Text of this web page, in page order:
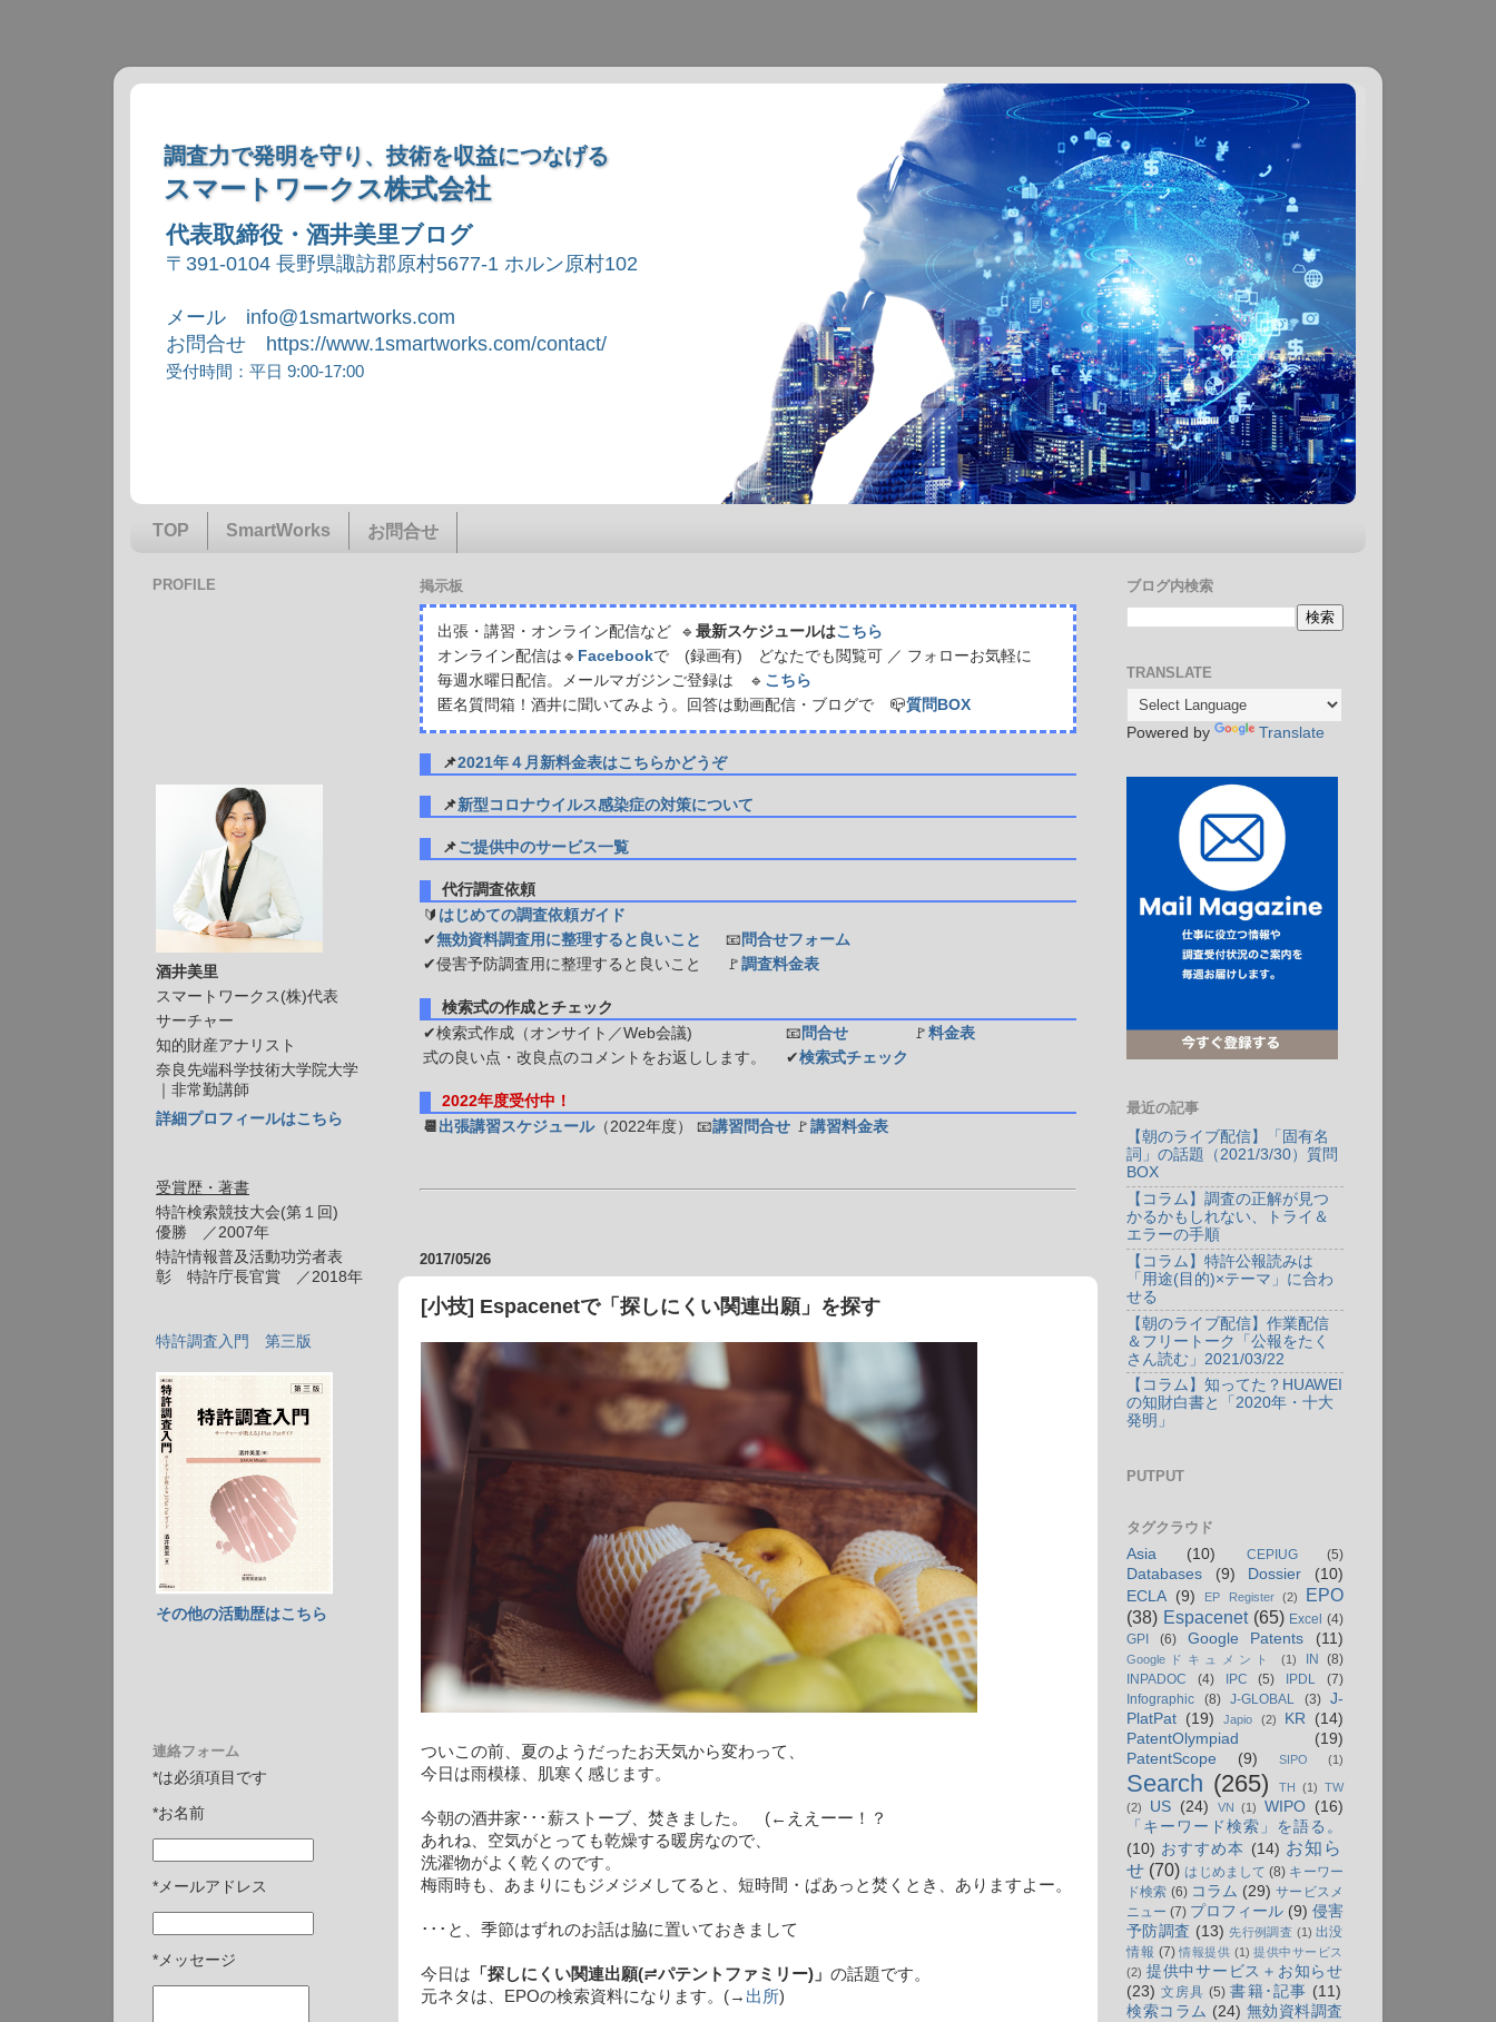
調査力で発明を守り、技術を収益につなげる
スマートワークス株式会社
代表取締役・酒井美里ブログ
〒391-0104 長野県諏訪郡原村5677-1 ホルン原村102
メール info@1smartworks.com
お問合せ https://www.1smartworks.com/contact/
受付時間：平日 9:00-17:00
TOP SmartWorks お問合せ
掲示板
出張・講習・オンライン配信など 🔹 最新スケジュールはこちら
オンライン配信は🔹 Facebookで (録画有) どなたでも閲覧可 ／ フォローお気軽に
毎週水曜日配信。メールマガジンご登録は 🔹 こちら
匿名質問箱！酒井に聞いてみよう。回答は動画配信・ブログで 📪質問BOX
📌2021年４月新料金表はこちらかどうぞ
📌新型コロナウイルス感染症の対策について
📌ご提供中のサービス一覧
代行調査依頼
🔰 はじめての調査依頼ガイド
✔無効資料調査用に整理すると良いこと 📧 問合せフォーム
✔侵害予防調査用に整理すると良いこと
🚩 調査料金表
検索式の作成とチェック
✔検索式作成（オンサイト／Web会議)
📧 問合せ 🚩 料金表
式の良い点・改良点のコメントをお返しします。
✔検索式チェック
2022年度受付中！
📆 出張講習スケジュール（2022年度） 📧講習問合せ 🚩 講習料金表
2017/05/26
[小技] Espacenetで「探しにくい関連出願」を探す
ついこの前、夏のようだったお天気から変わって、
今日は雨模様、肌寒く感じます。
今朝の酒井家･･･薪ストーブ、焚きました。 (←ええーー！？
あれね、空気がとっても乾燥する暖房なので、
洗濯物がよく乾くのです。
梅雨時も、あまりにもジメジメしてると、短時間・ぱあっと焚くとき、ありますよー。
･･･と、季節はずれのお話は脇に置いておきまして
今日は 「探しにくい関連出願(≓パテントファミリー)」 の話題です。
元ネタは、EPOの検索資料になります。(→ 出所)
PROFILE
酒井美里
スマートワークス(株)代表
サーチャー
知的財産アナリスト
奈良先端科学技術大学院大学
｜非常勤講師
詳細プロフィールはこちら
受賞歴・著書
特許検索競技大会(第１回)
優勝 ／2007年
特許情報普及活動功労者表
彰 特許庁長官賞 ／2018年
特許調査入門 第三版
その他の活動歴はこちら
連絡フォーム
*は必須項目です
*お名前
*メールアドレス
*メッセージ
ブログ内検索
TRANSLATE
Powered by Translate
最近の記事
【朝のライブ配信】「固有名
詞」の話題（2021/3/30）質問
BOX
【コラム】調査の正解が見つ
かるかもしれない、トライ＆
エラーの手順
【コラム】特許公報読みは
「用途(目的)×テーマ」に合わ
せる
【朝のライブ配信】作業配信
＆フリートーク「公報をたく
さん読む」2021/03/22
【コラム】知ってた？HUAWEI
の知財白書と「2020年・十大
発明」
PUTPUT
タグクラウド
Asia
(10) CEPIUG (5)
Databases (9) Dossier
(10)
ECLA (9) EP Register (2)
EPO
(38) Espacenet (65) Excel (4)
GPI
(6) Google Patents (11)
Googleドキュメント (1) IN
(8)
INPADOC
(4) IPC (5) IPDL
(7)
Infographic
(8) J-GLOBAL (3)
J-
PlatPat (19) Japio (2) KR
(14)
PatentOlympiad
(19)
PatentScope
(9) SIPO (1)
Search (265) TH (1) TW
(2)
US (24) VN (1) WIPO (16)
「キーワード検索」を語る。
(10) おすすめ本 (14) お知ら
せ (70) はじめまして (8) キーワー
ド検索 (6) コラム (29) サービスメ
ニュー (7) プロフィール (9) 侵害
予防調査 (13) 先行例調査 (1) 出没
情報 (7) 情報提供 (1) 提供中サービス
(2) 提供中サービス＋お知らせ
(23) 文房具 (5) 書籍･記事 (11)
検索コラム (24) 無効資料調査